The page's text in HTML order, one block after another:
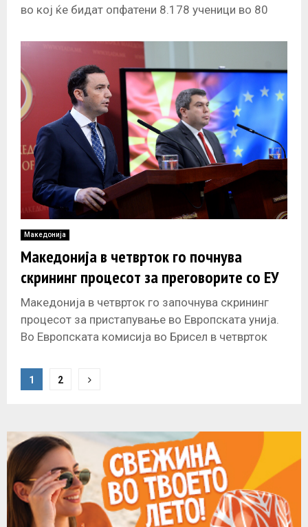
во кој ќе бидат опфатени 8.178 ученици во 80
Македонија
Македонија в четврток го почнува
скрининг процесот за преговорите со ЕУ
Македонија в четврток го започнува скрининг
процесот за пристапување во Европската унија.
Во Европската комисија во Брисел в четврток
s
t
s
n
1 2